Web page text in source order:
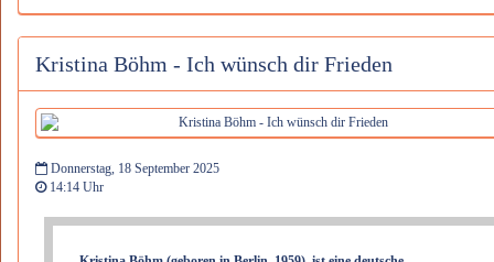
Kristina Böhm - Ich wünsch dir Frieden
Donnerstag, 18 September 2025
14:14 Uhr